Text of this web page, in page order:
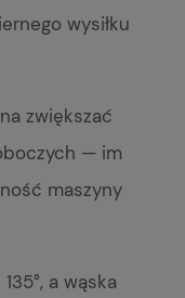
wysiłku
zwiększać
— im
maszyny
a wąska